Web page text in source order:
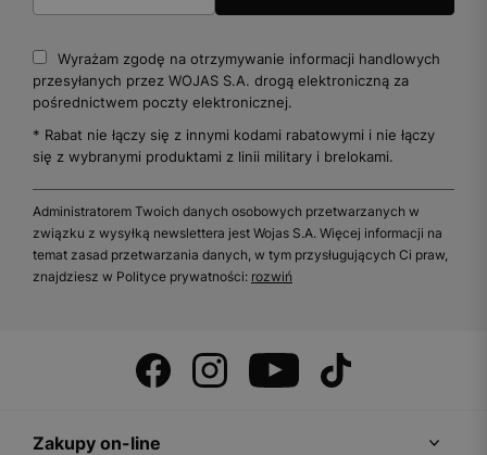
Wyrażam zgodę na otrzymywanie informacji handlowych
przesyłanych przez WOJAS S.A. drogą elektroniczną za
pośrednictwem poczty elektronicznej.
* Rabat nie łączy się z innymi kodami rabatowymi i nie łączy
się z wybranymi produktami z linii military i brelokami.
Administratorem Twoich danych osobowych przetwarzanych w
związku z wysyłką newslettera jest Wojas S.A. Więcej informacji na
temat zasad przetwarzania danych, w tym przysługujących Ci praw,
znajdziesz w Polityce prywatności: rozwiń
Zakupy on-line